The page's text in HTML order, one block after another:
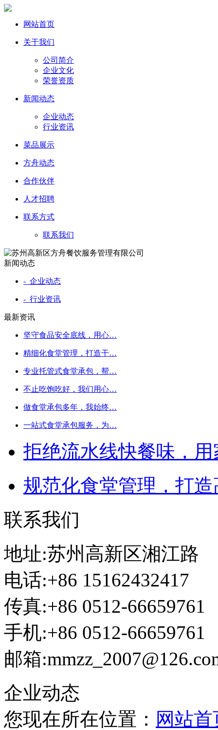
网站首页
关于我们
公司简介
企业文化
荣誉资质
新闻动态
企业动态
行业资讯
菜品展示
方舟动态
合作伙伴
人才招聘
联系方式
联系我们
新闻动态
- 企业动态
- 行业资讯
最新资讯
坚守食品安全底线，用心…
精细化食堂管理，打造干…
专业托管式食堂承包，帮…
不止吃饱吃好，我们用心…
做食堂承包多年，我始终…
一站式食堂承包服务，为…
拒绝流水线快餐味，
规范化食堂管理，打
联系我们
地址:苏州高新区湘江路
电话:+86 15162432417
传真:+86 0512-66659761
手机:+86 0512-66659761
邮箱
企业动态
您现在所在位置： 网站首